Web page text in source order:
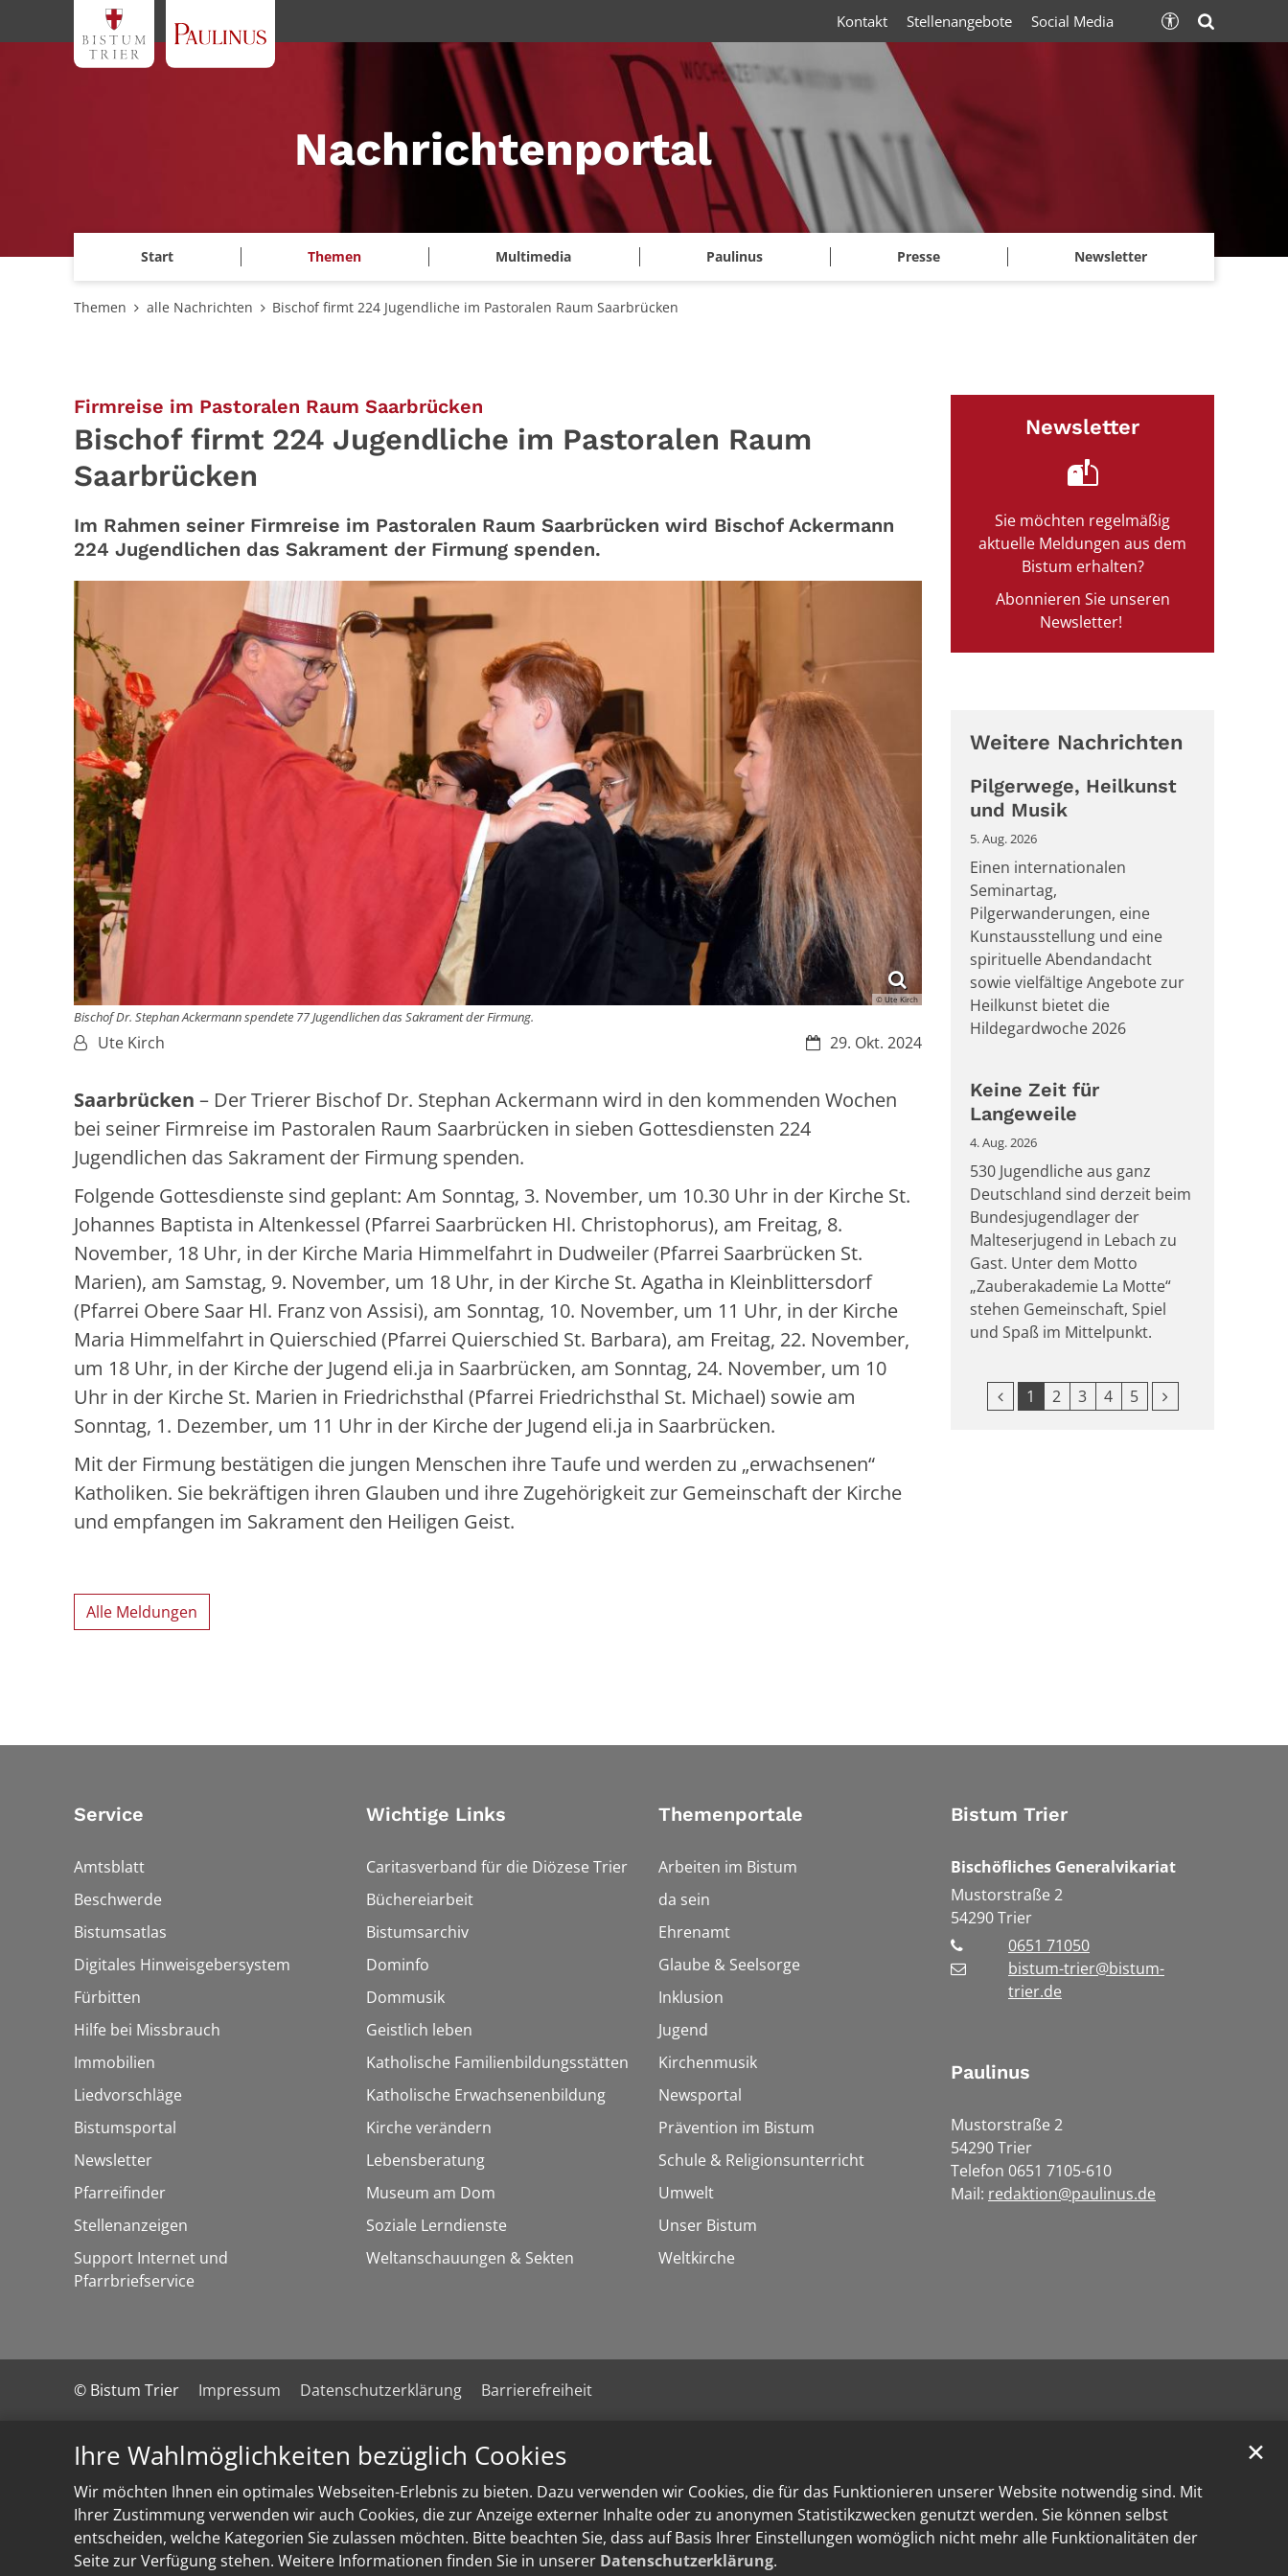
Ihre Wahlmöglichkeiten bezüglich Cookies
Wir möchten Ihnen ein optimales Webseiten-Erlebnis zu bieten. Dazu verwenden wir Cookies, die für das Funktionieren unserer Website notwendig sind. Mit
Ihrer Zustimmung verwenden wir auch Cookies, die zur Anzeige externer Inhalte oder zu anonymen Statistikzwecken genutzt werden. Sie können selbst
entscheiden, welche Kategorien Sie zulassen möchten. Bitte beachten Sie, dass auf Basis Ihrer Einstellungen womöglich nicht mehr alle Funktionalitäten der
Seite zur Verfügung stehen. Weitere Informationen finden Sie in unserer Datenschutzerklärung.
✕
Zum Inhalt springen
Nachrichtenportal
Start Themen Multimedia Paulinus Presse Newsletter
Kontakt Stellenangebote Social Media
Themen alle Nachrichten Bischof firmt 224 Jugendliche im Pastoralen Raum Saarbrücken
Firmreise im Pastoralen Raum Saarbrücken
Bischof firmt 224 Jugendliche im Pastoralen Raum
Saarbrücken
Im Rahmen seiner Firmreise im Pastoralen Raum Saarbrücken wird Bischof Ackermann
224 Jugendlichen das Sakrament der Firmung spenden.
© Ute Kirch
Bischof Dr. Stephan Ackermann spendete 77 Jugendlichen das Sakrament der Firmung.
Datum:
29. Okt. 2024
Von:Ute Kirch
Saarbrücken – Der Trierer Bischof Dr. Stephan Ackermann wird in den kommenden Wochen
bei seiner Firmreise im Pastoralen Raum Saarbrücken in sieben Gottesdiensten 224
Jugendlichen das Sakrament der Firmung spenden.
Folgende Gottesdienste sind geplant: Am Sonntag, 3. November, um 10.30 Uhr in der Kirche St.
Johannes Baptista in Altenkessel (Pfarrei Saarbrücken Hl. Christophorus), am Freitag, 8.
November, 18 Uhr, in der Kirche Maria Himmelfahrt in Dudweiler (Pfarrei Saarbrücken St.
Marien), am Samstag, 9. November, um 18 Uhr, in der Kirche St. Agatha in Kleinblittersdorf
(Pfarrei Obere Saar Hl. Franz von Assisi), am Sonntag, 10. November, um 11 Uhr, in der Kirche
Maria Himmelfahrt in Quierschied (Pfarrei Quierschied St. Barbara), am Freitag, 22. November,
um 18 Uhr, in der Kirche der Jugend eli.ja in Saarbrücken, am Sonntag, 24. November, um 10
Uhr in der Kirche St. Marien in Friedrichsthal (Pfarrei Friedrichsthal St. Michael) sowie am
Sonntag, 1. Dezember, um 11 Uhr in der Kirche der Jugend eli.ja in Saarbrücken.
Mit der Firmung bestätigen die jungen Menschen ihre Taufe und werden zu „erwachsenen“
Katholiken. Sie bekräftigen ihren Glauben und ihre Zugehörigkeit zur Gemeinschaft der Kirche
und empfangen im Sakrament den Heiligen Geist.
Alle Meldungen
Newsletter
Sie möchten regelmäßig
aktuelle Meldungen aus dem
Bistum erhalten?
Abonnieren Sie unseren
Newsletter!
Weitere Nachrichten
Pilgerwege, Heilkunst
und Musik
5. Aug. 2026
Einen internationalen
Seminartag,
Pilgerwanderungen, eine
Kunstausstellung und eine
spirituelle Abendandacht
sowie vielfältige Angebote zur
Heilkunst bietet die
Hildegardwoche 2026
Keine Zeit für
Langeweile
4. Aug. 2026
530 Jugendliche aus ganz
Deutschland sind derzeit beim
Bundesjugendlager der
Malteserjugend in Lebach zu
Gast. Unter dem Motto
„Zauberakademie La Motte“
stehen Gemeinschaft, Spiel
und Spaß im Mittelpunkt.
Vorherige Seite
1 2 3 4 5 Nächste Seite
Service
Amtsblatt
Beschwerde
Bistumsatlas
Digitales Hinweisgebersystem
Fürbitten
Hilfe bei Missbrauch
Immobilien
Liedvorschläge
Bistumsportal
Newsletter
Pfarreifinder
Stellenanzeigen
Support Internet und
Pfarrbriefservice
Wichtige Links
Caritasverband für die Diözese Trier
Büchereiarbeit
Bistumsarchiv
Dominfo
Dommusik
Geistlich leben
Katholische Familienbildungsstätten
Katholische Erwachsenenbildung
Kirche verändern
Lebensberatung
Museum am Dom
Soziale Lerndienste
Weltanschauungen & Sekten
Themenportale
Arbeiten im Bistum
da sein
Ehrenamt
Glaube & Seelsorge
Inklusion
Jugend
Kirchenmusik
Newsportal
Prävention im Bistum
Schule & Religionsunterricht
Umwelt
Unser Bistum
Weltkirche
Bistum Trier
Bischöfliches Generalvikariat
Mustorstraße 2
54290Trier
0651 71050
bistum-trier@bistum-
trier.de
Paulinus
Mustorstraße 2
54290 Trier
Telefon 0651 7105-610
Mail: redaktion@paulinus.de
© Bistum Trier Impressum Datenschutzerklärung Barrierefreiheit